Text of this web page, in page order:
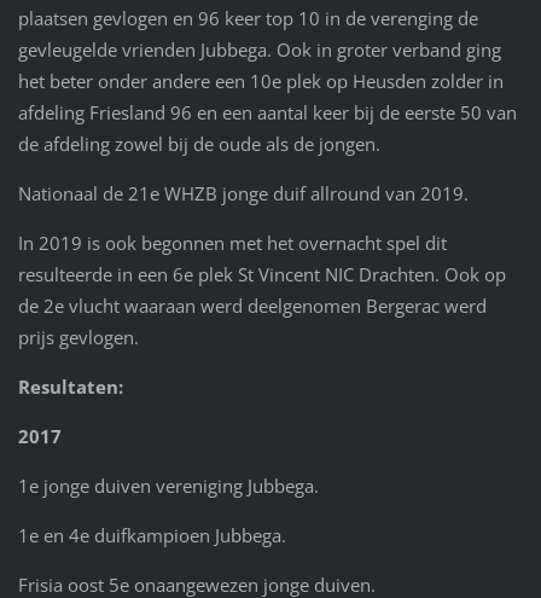
plaatsen gevlogen en 96 keer top 10 in de verenging de
gevleugelde vrienden Jubbega. Ook in groter verband ging
het beter onder andere een 10e plek op Heusden zolder in
afdeling Friesland 96 en een aantal keer bij de eerste 50 van
de afdeling zowel bij de oude als de jongen.
Nationaal de 21e WHZB jonge duif allround van 2019.
In 2019 is ook begonnen met het overnacht spel dit
resulteerde in een 6e plek St Vincent NIC Drachten. Ook op
de 2e vlucht waaraan werd deelgenomen Bergerac werd
prijs gevlogen.
Resultaten:
2017
1e jonge duiven vereniging Jubbega.
1e en 4e duifkampioen Jubbega.
Frisia oost 5e onaangewezen jonge duiven.